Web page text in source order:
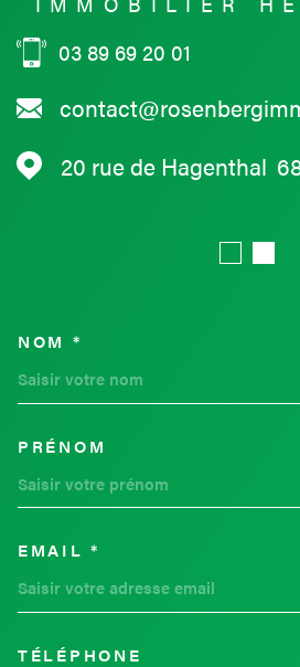
03 89 69 20 01
20 rue de Hagenthal
NOM *
PRÉNOM
EMAIL *
TÉLÉPHONE